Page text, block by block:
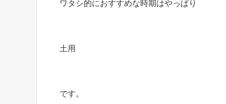
ワタシ的におすすめな時期はやっぱり
土用
です。